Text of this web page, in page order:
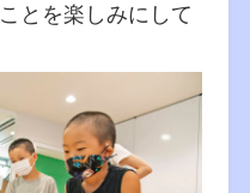
とを楽しみにして